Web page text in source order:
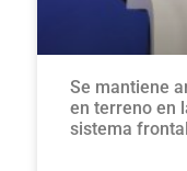
Se mantiene
en terreno en
sistema frontal